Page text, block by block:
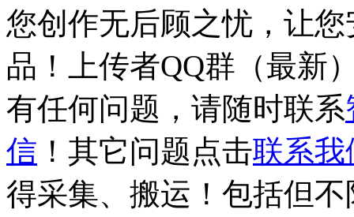
您创作无后顾之忧，让
品！上传者QQ群（最新
有任何问题，请随时联系
信 ！其它问题点击联系我
得采集、搬运！包括但